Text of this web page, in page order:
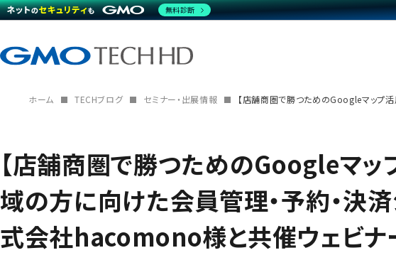
ホーム TECHブログ セミナー・出展情報 【店舗商圏で勝つためのGoogleマップ
【店舗商圏で勝つためのGoogleマッ
域の方に向けた会員管理・予約・決
式会社hacomono様と共催ウェビナ
無料診断